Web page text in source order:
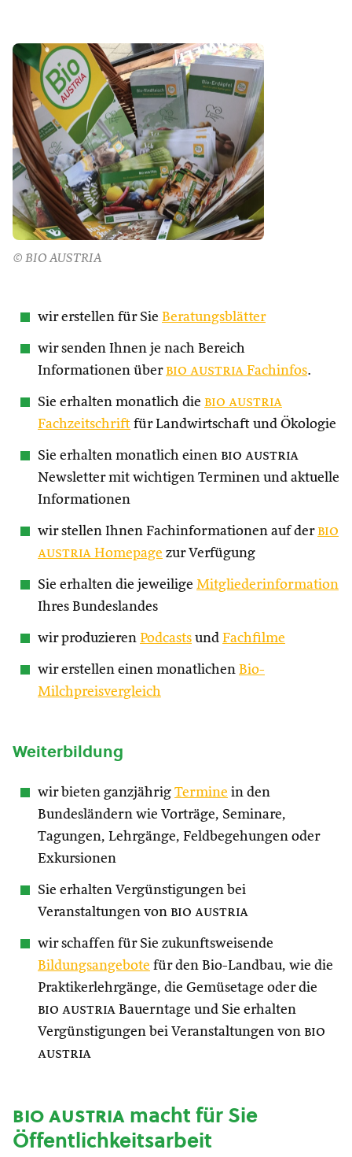
© BIO AUSTRIA
wir erstellen für Sie Beratungsblätter
wir senden Ihnen je nach Bereich
Informationen über bio austria Fachinfos.
Sie erhalten monatlich die bio austria
Fachzeitschrift für Landwirtschaft und Ökologie
Sie erhalten monatlich einen bio austria
Newsletter mit wichtigen Terminen und aktuelle
Informationen
wir stellen Ihnen Fachinformationen auf der bio
austria Homepage zur Verfügung
Sie erhalten die jeweilige Mitgliederinformation
Ihres Bundeslandes
wir produzieren Podcasts und Fachfilme
wir erstellen einen monatlichen Bio-
Milchpreisvergleich
Weiterbildung
wir bieten ganzjährig Termine in den
Bundesländern wie Vorträge, Seminare,
Tagungen, Lehrgänge, Feldbegehungen oder
Exkursionen
Sie erhalten Vergünstigungen bei
Veranstaltungen von bio austria
wir schaffen für Sie zukunftsweisende
Bildungsangebote für den Bio-Landbau, wie die
Praktikerlehrgänge, die Gemüsetage oder die
bio austria Bauerntage und Sie erhalten
Vergünstigungen bei Veranstaltungen von bio
austria
bio austriamacht für Sie
Öffentlichkeitsarbeit